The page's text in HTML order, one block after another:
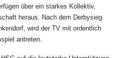
über ein starkes Kollektiv,
heraus. Nach dem Derbysieg
wird der TV mit ordentlich
antreten.